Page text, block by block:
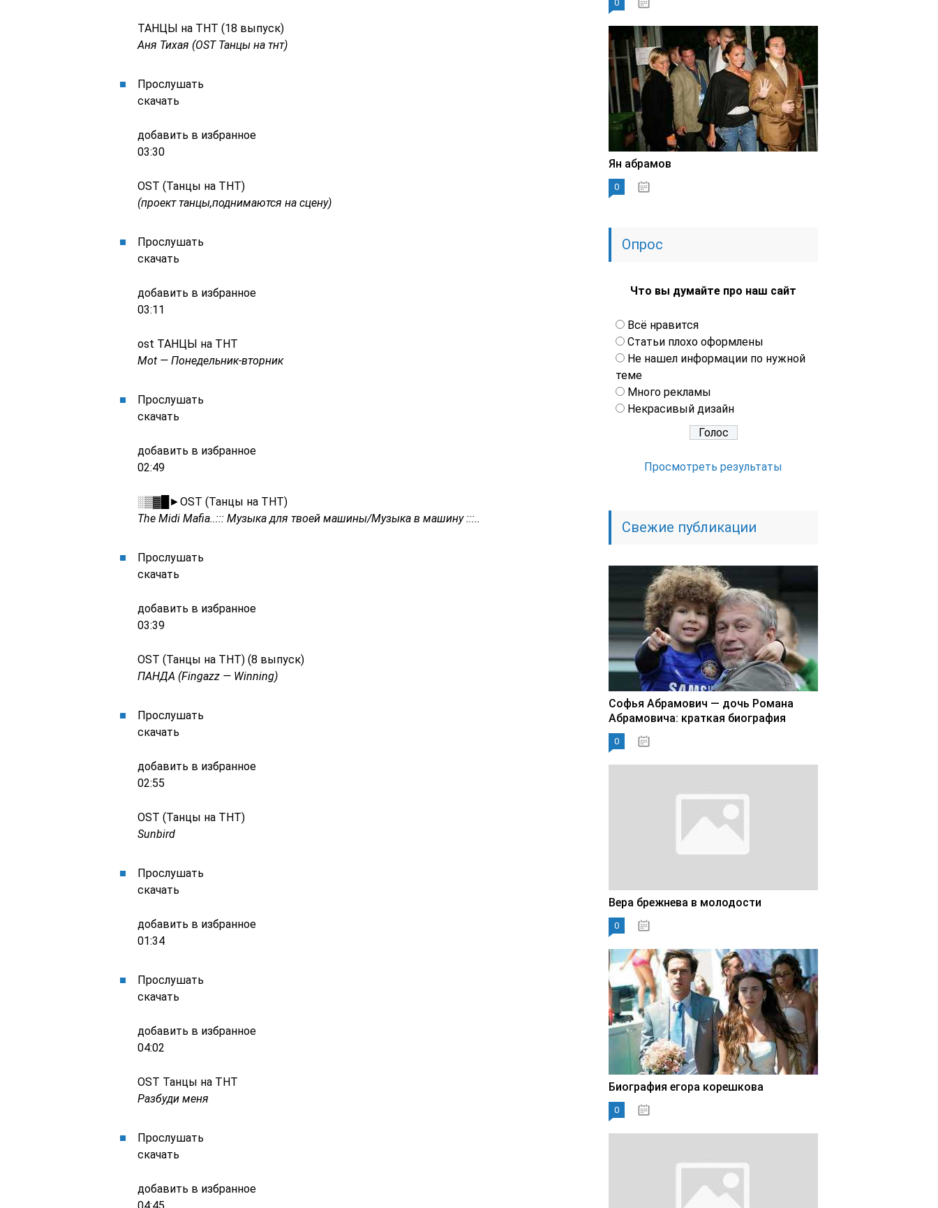
ТАНЦЫ на ТНТ (18 выпуск)
Аня Тихая (OST Танцы на тнт)
Прослушать
скачать
добавить в избранное
03:30
OST (Танцы на ТНТ)
(проект танцы,поднимаются на сцену)
Прослушать
скачать
добавить в избранное
03:11
ost ТАНЦЫ на ТНТ
Mot — Понедельник-вторник
Прослушать
скачать
добавить в избранное
02:49
░▒▓█►OST (Танцы на ТНТ)
The Midi Mafia..::: Музыка для твоей машины/Музыка в машину :::..
Прослушать
скачать
добавить в избранное
03:39
OST (Танцы на ТНТ) (8 выпуск)
ПАНДА (Fingazz — Winning)
Прослушать
скачать
добавить в избранное
02:55
OST (Танцы на ТНТ)
Sunbird
Прослушать
скачать
добавить в избранное
01:34
Прослушать
скачать
добавить в избранное
04:02
OST Танцы на ТНТ
Разбуди меня
Прослушать
скачать
добавить в избранное
0
Ян абрамов
0
Опрос
Что вы думайте про наш сайт
Всё нравится
Статьи плохо оформлены
Не нашел информации по нужной
теме
Много рекламы
Некрасивый дизайн
Просмотреть результаты
Свежие публикации
Софья Абрамович — дочь Романа
Абрамовича: краткая биография
0
Вера брежнева в молодости
0
Биография егора корешкова
0